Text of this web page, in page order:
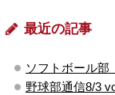
最近の記事
ソフトボール
野球部通信8/3